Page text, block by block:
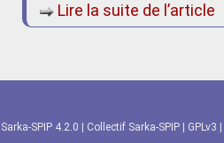
Lire la suite de l’article
Sarka-SPIP 4.2.0 Collectif Sarka-SPIP GPLv3